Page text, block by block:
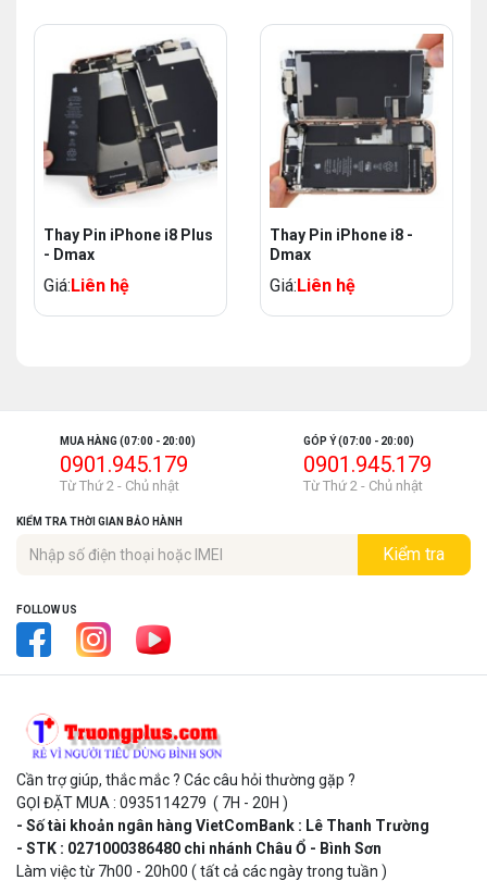
Thay Pin iPhone i8 Plus
- Dmax
Giá:Liên hệ
Thay Pin iPhone i8 -
Dmax
Giá:Liên hệ
MUA HÀNG (07:00 - 20:00)
0901.945.179
Từ Thứ 2 - Chủ nhật
GÓP Ý (07:00 - 20:00)
0901.945.179
Từ Thứ 2 - Chủ nhật
KIỂM TRA THỜI GIAN BẢO HÀNH
Kiểm tra
FOLLOW US
Cần trợ giúp, thắc mắc ? Các câu hỏi thường gặp ?
GỌI ĐẶT MUA : 0935114279 ( 7H - 20H )
- Số tài khoản ngân hàng VietComBank : Lê Thanh Trường
- STK : 0271000386480 chi nhánh Châu Ổ - Bình Sơn
Làm việc từ 7h00 - 20h00 ( tất cả các ngày trong tuần )